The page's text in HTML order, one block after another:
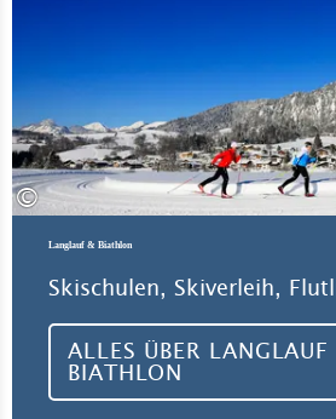
©
Langlauf & Biathlon
Skischulen, Skiverleih,
ALLES ÜBER LANGLAUF
BIATHLON